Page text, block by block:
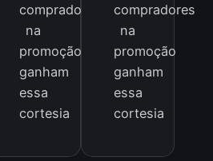
compradores
na
promoção
ganham
essa
cortesia
compradores
na
promoção
ganham
essa
cortesia